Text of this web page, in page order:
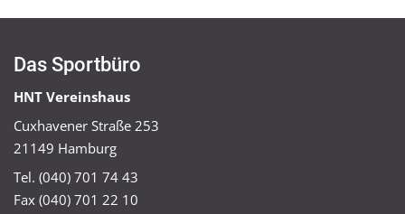
Das Sportbüro
HNT Vereinshaus
Cuxhavener Straße 253
21149 Hamburg
Tel. (040) 701 74 43
Fax (040) 701 22 10